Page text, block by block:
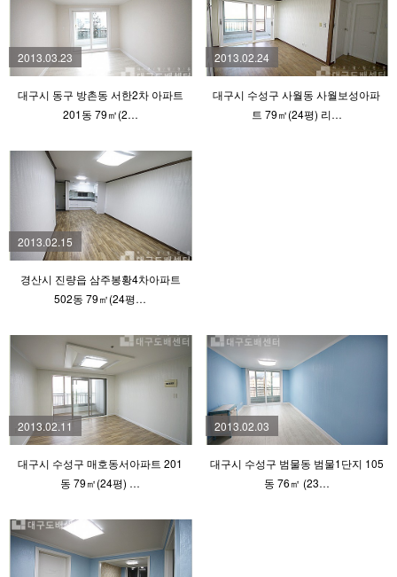
2013.03.23
대구시 동구 방촌동 서한2차 아파트
201동 79㎡(2…
2013.02.24
대구시 수성구 사월동 사월보성아파
트 79㎡(24평) 리…
2013.02.15
경산시 진량읍 삼주봉황4차아파트
502동 79㎡(24평…
2013.02.11
대구시 수성구 매호동서아파트 201
동 79㎡(24평) …
2013.02.03
대구시 수성구 범물동 범물1단지 105
동 76㎡ (23…